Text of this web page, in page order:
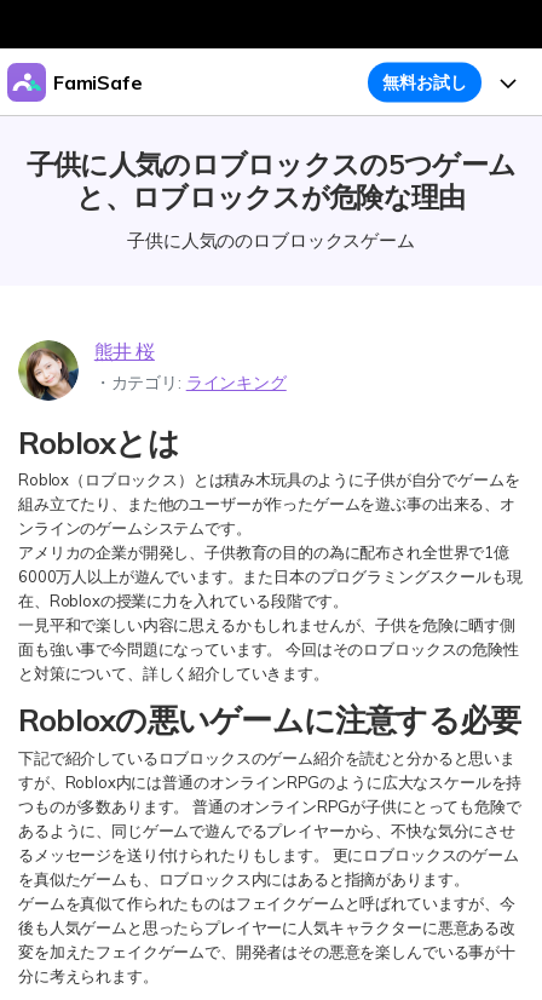
製品
ユーティリティ
ソリューション
企業情報
FamiSafe 無料お試し
機能
アクティビティレポート
位置追跡
スクリーンタイム
ウェブフィルタ
怪しい画像検出
明示コンテンツ検出
ガイド
製品活用
製品活用
お子様のスマホでペアレンタルコントロール
今すぐ購入
ダウンロード ログイン
検索
子供に人気のロブロックスの5つゲーム
と、ロブロックスが危険な理由
子供に人気ののロブロックスゲーム
熊井 桜
・カテゴリ: ラインキング
Robloxとは
Roblox（ロブロックス）とは積み木玩具のように子供が自分でゲームを
組み立てたり、また他のユーザーが作ったゲームを遊ぶ事の出来る、オ
ンラインのゲームシステムです。
アメリカの企業が開発し、子供教育の目的の為に配布され全世界で1億
6000万人以上が遊んでいます。また日本のプログラミングスクールも現
在、Robloxの授業に力を入れている段階です。
一見平和で楽しい内容に思えるかもしれませんが、子供を危険に晒す側
面も強い事で今問題になっています。 今回はそのロブロックスの危険性
と対策について、詳しく紹介していきます。
Robloxの悪いゲームに注意する必要
下記で紹介しているロブロックスのゲーム紹介を読むと分かると思いま
すが、Roblox内には普通のオンラインRPGのように広大なスケールを持
つものが多数あります。 普通のオンラインRPGが子供にとっても危険で
あるように、同じゲームで遊んでるプレイヤーから、不快な気分にさせ
るメッセージを送り付けられたりもします。 更にロブロックスのゲーム
を真似たゲームも、ロブロックス内にはあると指摘があります。
ゲームを真似て作られたものはフェイクゲームと呼ばれていますが、今
後も人気ゲームと思ったらプレイヤーに人気キャラクターに悪意ある改
変を加えたフェイクゲームで、開発者はその悪意を楽しんでいる事が十
分に考えられます。